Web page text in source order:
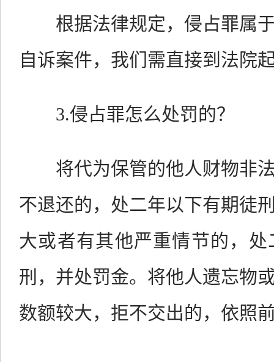
根据法律规定，侵占罪属于
自诉案件，我们需直接到法院
3.侵占罪怎么处罚的？
将代为保管的他人财物非法
不退还的，处二年以下有期徒
大或者有其他严重情节的，
刑，并处罚金。将他人遗忘物
数额较大，拒不交出的，依照